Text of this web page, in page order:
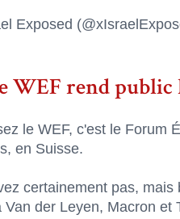
Exposed
WEF rend
le WEF, c'est le Forum
en Suisse.
certainement pas,
Van der Leyen, Macron